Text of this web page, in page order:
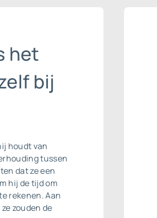
het
bij
houdt van
tussen
dat ze een
hij de tijd om
rekenen. Aan
zouden de